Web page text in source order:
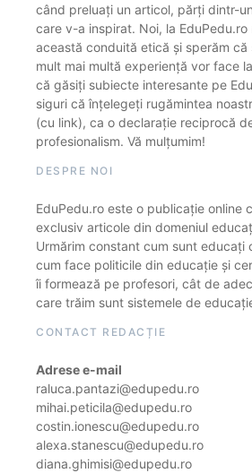
când preluați un articol, părți dintr-
care v-a inspirat. Noi, la EduPedu.ro
această conduită etică și sperăm că
mult mai multă experiență vor face
că găsiți subiecte interesante pe
siguri că înțelegeți rugămintea
(cu link), ca o declarație reciprocă
profesionalism. Vă mulțumim!
DESPRE NOI
EduPedu.ro este o publicație online
exclusiv articole din domeniul
Urmărim constant cum sunt educați
cum face politicile din educație și
îi formează pe profesori, cât de
care trăim sunt sistemele de
CONTACT REDACȚIE
Adrese e-mail
raluca.pantazi@edupedu.ro
mihai.peticila@edupedu.ro
costin.ionescu@edupedu.ro
alexa.stanescu@edupedu.ro
diana.ghimisi@edupedu.ro